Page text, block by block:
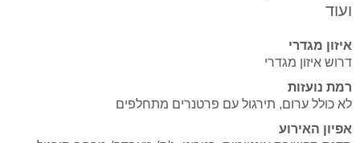
ועוד
איזון מגדרי
דרוש איזון מגדרי
רמת נועזות
לא כולל ערום, תירגול עם פרטנרים מתחלפים
אפיון האירוע